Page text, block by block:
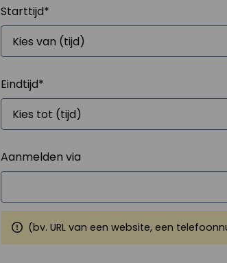
Starttijd*
Eindtijd*
Aanmelden via
(bv. URL van een website, een